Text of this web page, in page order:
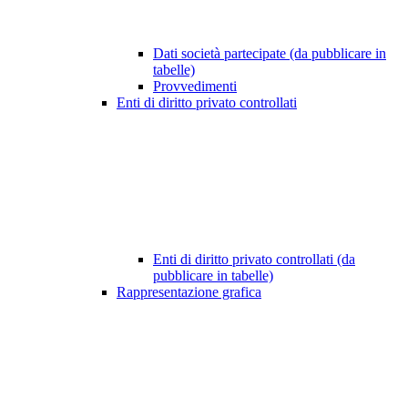
Dati società partecipate (da pubblicare in
tabelle)
Provvedimenti
Enti di diritto privato controllati
Enti di diritto privato controllati (da
pubblicare in tabelle)
Rappresentazione grafica